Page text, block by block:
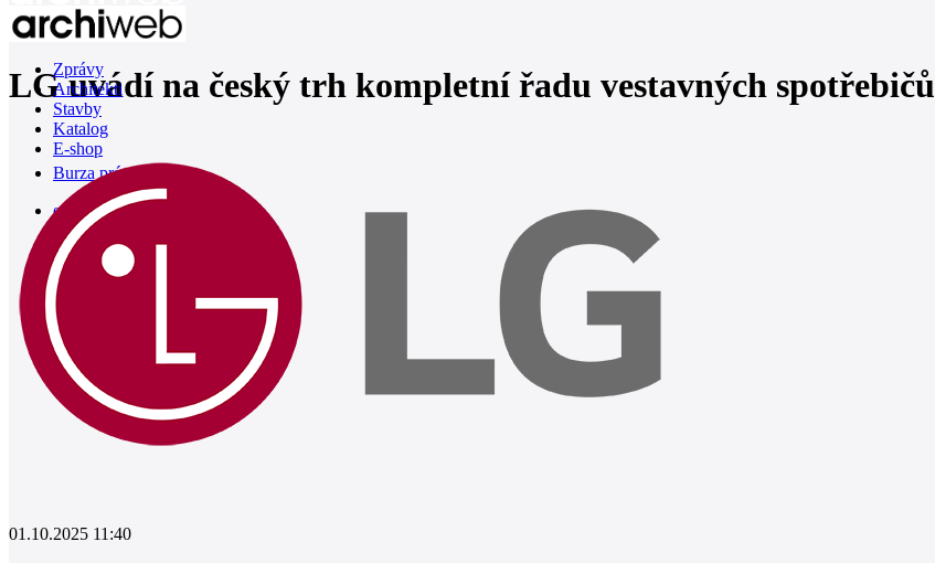
Zprávy
Architekti
Stavby
Katalog
E-shop
Burza práce
en
LG uvádí na český trh kompletní řadu vestavných spotřebičů
01.10.2025 11:40